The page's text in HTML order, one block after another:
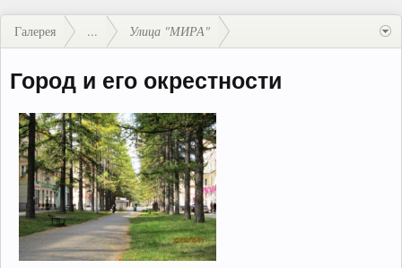
Галерея ... Улица "МИРА"
Город и его окрестности